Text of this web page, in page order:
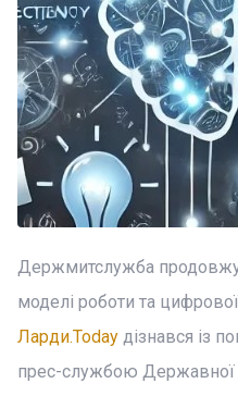
Держмитслужба
моделі роботи та
Ларди.Today дізнався із
прес-службою Державної